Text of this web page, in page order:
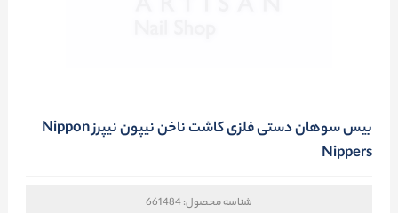
بیس سوهان دستی فلزی کاشت ناخن نیپون نیپرز Nippon
Nippers
شناسه محصول:661484